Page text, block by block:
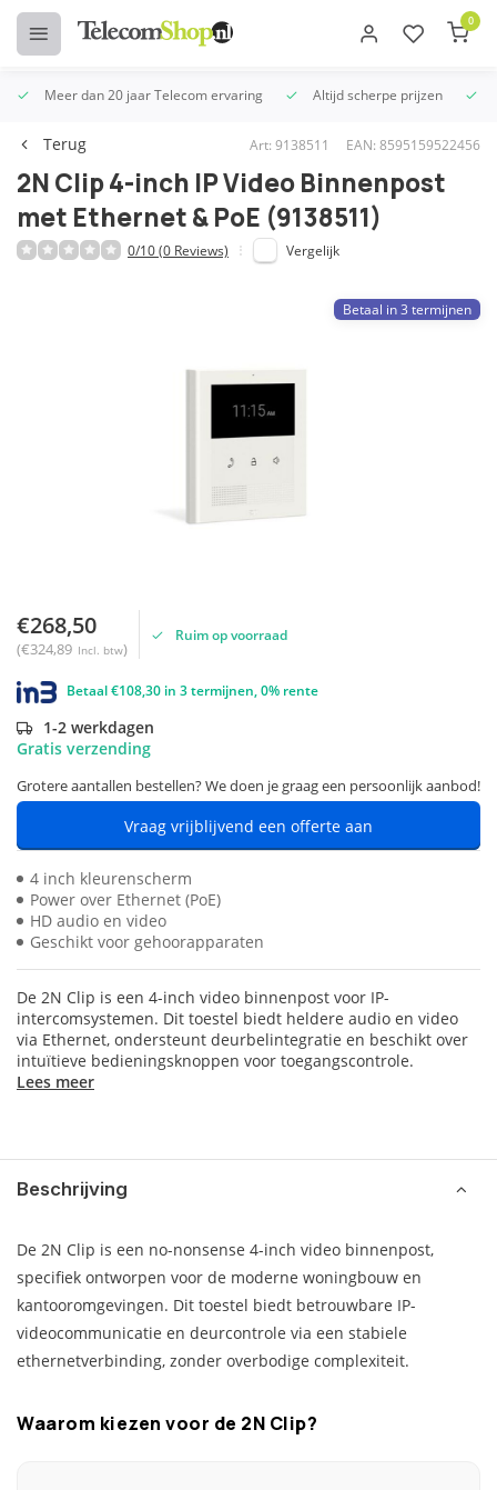
0
Meer dan 20 jaar Telecom ervaring Altijd scherpe prijzen
Terug Art: 9138511 EAN: 8595159522456
2N Clip 4-inch IP Video Binnenpost
met Ethernet & PoE (9138511)
0/10 (0 Reviews) Vergelijk
Betaal in 3 termijnen
€268,50
(€324,89 Incl. btw)
Ruim op voorraad
Betaal €108,30 in 3 termijnen, 0% rente
1-2 werkdagen
Gratis verzending
Grotere aantallen bestellen? We doen je graag een persoonlijk aanbod!
Vraag vrijblijvend een offerte aan
4 inch kleurenscherm
Power over Ethernet (PoE)
HD audio en video
Geschikt voor gehoorapparaten
De 2N Clip is een 4-inch video binnenpost voor IP-
intercomsystemen. Dit toestel biedt heldere audio en video
via Ethernet, ondersteunt deurbelintegratie en beschikt over
intuïtieve bedieningsknoppen voor toegangscontrole.
Lees meer
Beschrijving
De 2N Clip is een no-nonsense 4-inch video binnenpost,
specifiek ontworpen voor de moderne woningbouw en
kantooromgevingen. Dit toestel biedt betrouwbare IP-
videocommunicatie en deurcontrole via een stabiele
ethernetverbinding, zonder overbodige complexiteit.
Waarom kiezen voor de 2N Clip?